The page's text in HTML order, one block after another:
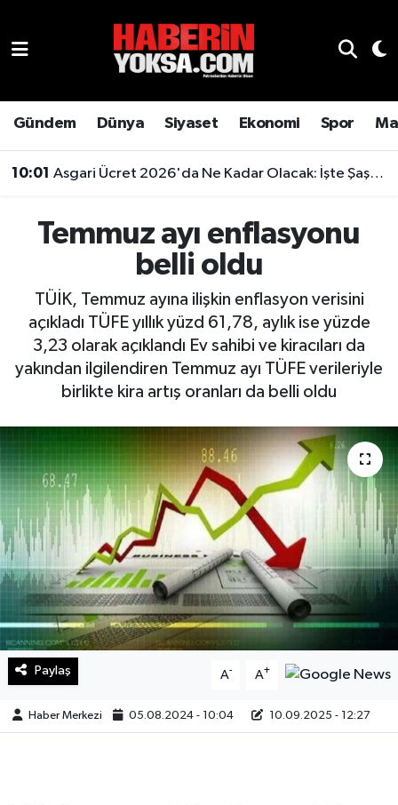
Gündem Dünya Siyaset Ekonomi Spor
10:01 Asgari Ücret 2026'da Ne Kadar Olacak: İşte Şaşırtan Rakam
Temmuz ayı enflasyonu
belli oldu
TÜİK, Temmuz ayına ilişkin enflasyon verisini
açıkladı TÜFE yıllık yüzd 61,78, aylık ise yüzde
3,23 olarak açıklandı Ev sahibi ve kiracıları da
yakından ilgilendiren Temmuz ayı TÜFE verileriyle
birlikte kira artış oranları da belli oldu
Paylaş A- A+
Haber Merkezi 05.08.2024 - 10:04 10.09.2025 - 12:27
Genel
Gündem
Magazin
Otomobil
Sağlık
Teknoloji
Yaşam
Hava Durumu
Son Dakika Haberleri
Haber Arşivi